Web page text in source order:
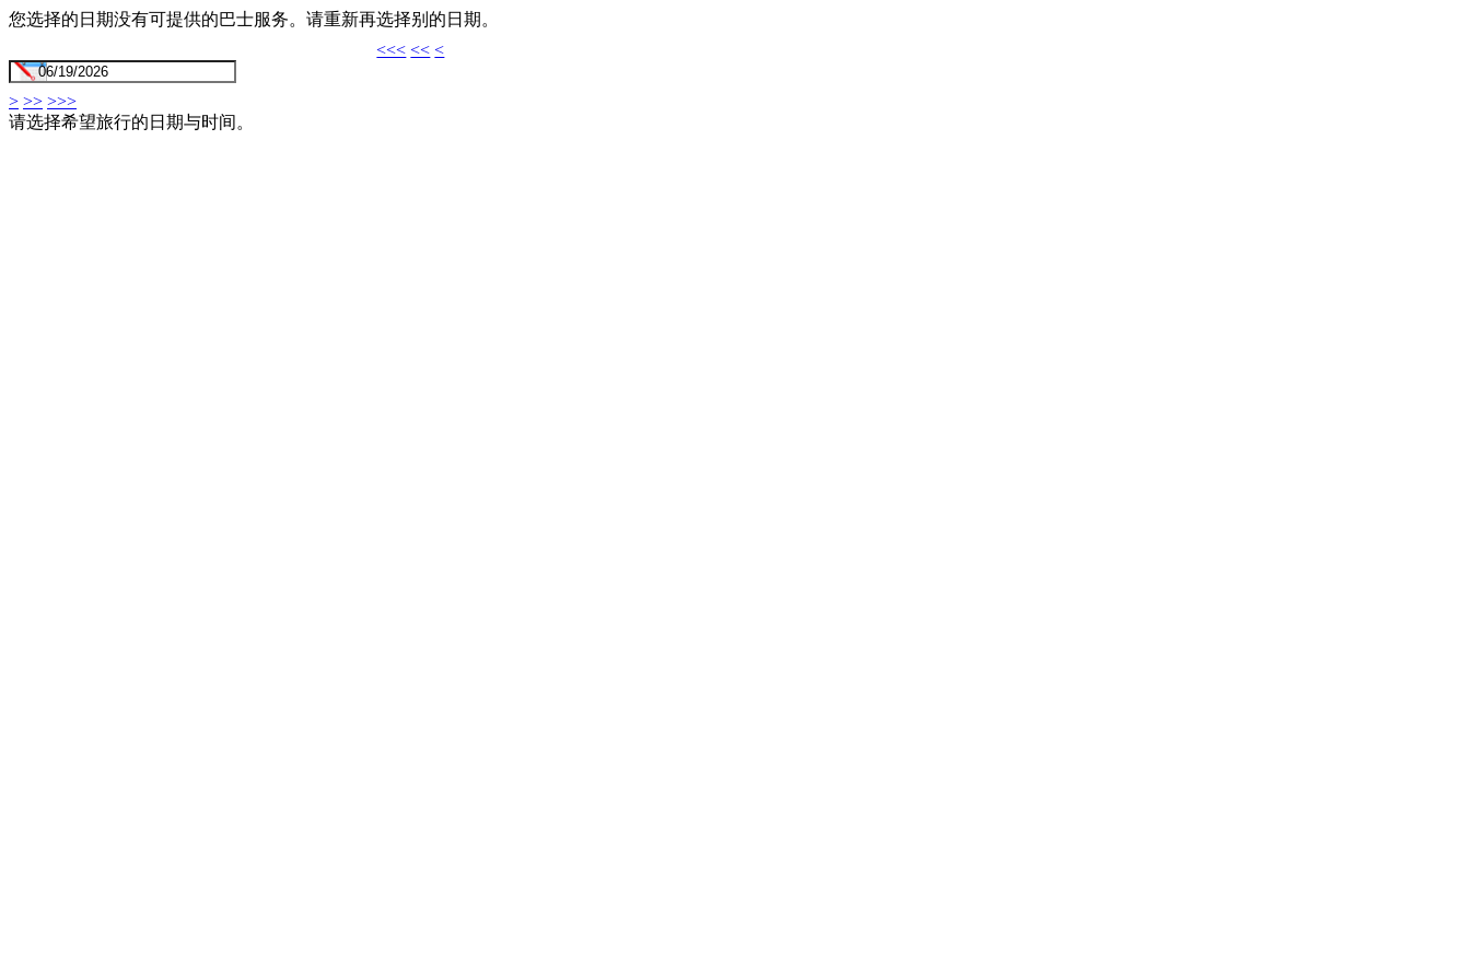
您选择的日期没有可提供的巴士服务。请重新再选择别的日期。
<<< << <
> >> >>>
请选择希望旅行的日期与时间。